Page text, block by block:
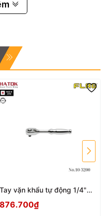
Tay vặn khẩu tự động 1/4"
876.700₫